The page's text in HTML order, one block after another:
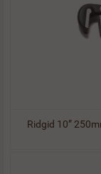
Ridgid 10”